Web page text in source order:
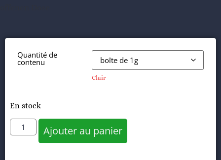
Quantité de
contenu
Clair
En stock
Ajouter au panier